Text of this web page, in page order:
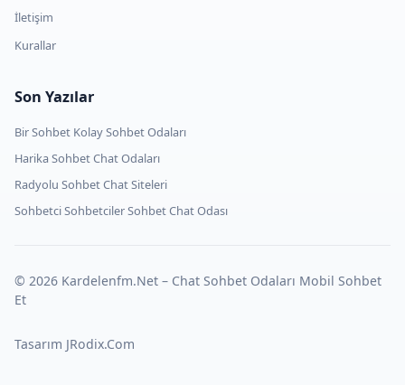
İletişim
Kurallar
Son Yazılar
Bir Sohbet Kolay Sohbet Odaları
Harika Sohbet Chat Odaları
Radyolu Sohbet Chat Siteleri
Sohbetci Sohbetciler Sohbet Chat Odası
© 2026 Kardelenfm.Net – Chat Sohbet Odaları Mobil Sohbet
Et
Tasarım JRodix.Com